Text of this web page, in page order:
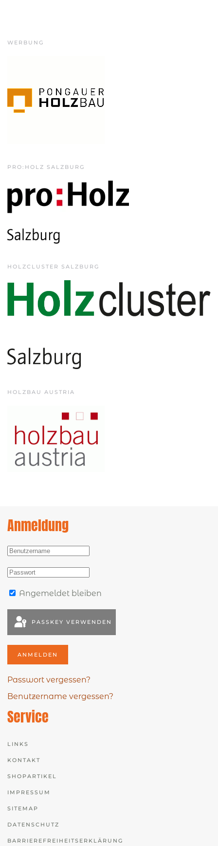
WERBUNG
PRO:HOLZ SALZBURG
HOLZCLUSTER SALZBURG
HOLZBAU AUSTRIA
Anmeldung
Angemeldet bleiben
PASSKEY VERWENDEN
ANMELDEN
Passwort vergessen?
Benutzername vergessen?
Service
LINKS
KONTAKT
SHOPARTIKEL
IMPRESSUM
SITEMAP
DATENSCHUTZ
BARRIEREFREIHEITSERKLÄRUNG